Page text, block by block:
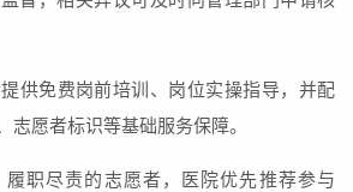
供免费岗前培训、岗位实操指导，并配
志愿者标识等基础服务保障。
职尽责的志愿者，医院优先推荐参与